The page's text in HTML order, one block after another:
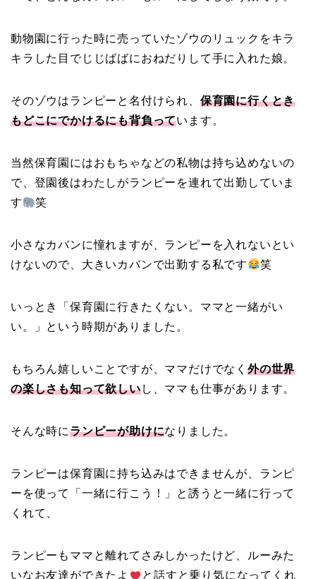
動物園に行った時に売っていたゾウのリュックをキラ
キラした目でじじばばにおねだりして手に入れた娘。
そのゾウはランピーと名付けられ、 保育園に行くとき
もどこにでかけるにも背負っています。
当然保育園にはおもちゃなどの私物は持ち込めないの
で、登園後はわたしがランピーを連れて出勤していま
す
笑
小さなカバンに憧れますが、ランピーを入れないとい
けないので、大きいカバンで出勤する私です
笑
いっとき「保育園に行きたくない。ママと一緒がい
い。」という時期がありました。
もちろん嬉しいことですが、ママだけでなく 外の世界
の楽しさも知って欲しいし、ママも仕事があります。
そんな時にランピーが助けになりました。
ランピーは保育園に持ち込みはできませんが、ランピ
ーを使って「一緒に行こう！」と誘うと一緒に行って
くれて、
ランピーもママと離れてさみしかったけど、ルーみた
いなお友達ができたよ
と話すと乗り気になってくれ